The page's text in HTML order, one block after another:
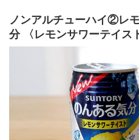
ノンアルチューハイ②レ
分 〈レモンサワーテイス